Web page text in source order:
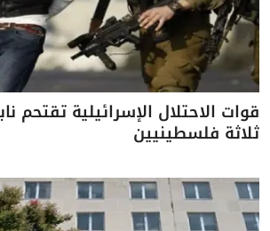
قوات الاحتلال الإسرائيلية تقتحم
ثلاثة فلسطينيين